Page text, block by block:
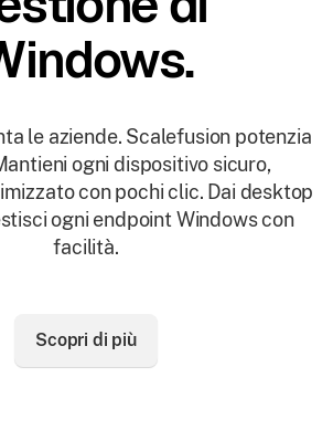
le aziende. Scalefusion potenzia
ogni dispositivo sicuro,
con pochi clic. Dai desktop
ogni endpoint Windows con
facilità.
Scopri di più